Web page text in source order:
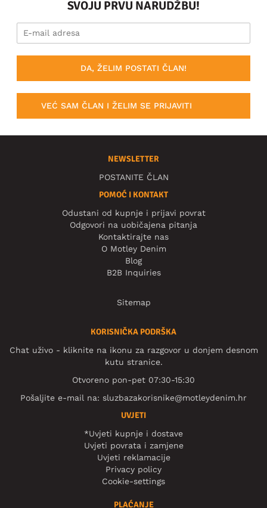
SVOJU PRVU NARUDŽBU!
DA, ŽELIM POSTATI ČLAN!
VEĆ SAM ČLAN I ŽELIM SE PRIJAVITI
NEWSLETTER
POSTANITE ČLAN
POMOĆ I KONTAKT
Odustani od kupnje i prijavi povrat
Odgovori na uobičajena pitanja
Kontaktirajte nas
O Motley Denim
Blog
B2B Inquiries
Sitemap
KORISNIČKA PODRŠKA
Chat uživo - kliknite na ikonu za razgovor u donjem desnom
kutu stranice.
Otvoreno pon-pet 07:30-15:30
Pošaljite e-mail na: sluzbazakorisnike@motleydenim.hr
UVJETI
*Uvjeti kupnje i dostave
Uvjeti povrata i zamjene
Uvjeti reklamacije
Privacy policy
Cookie-settings
PLAĆANJE